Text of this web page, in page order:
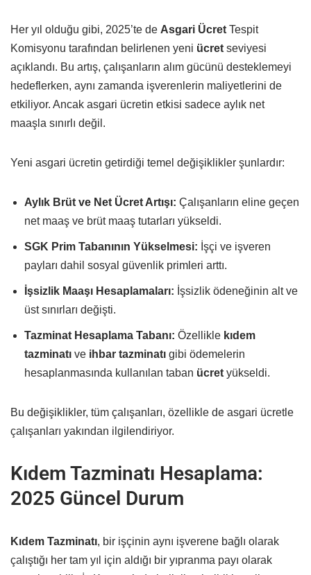
Her yıl olduğu gibi, 2025’te de Asgari Ücret Tespit
Komisyonu tarafından belirlenen yeni ücret seviyesi
açıklandı. Bu artış, çalışanların alım gücünü desteklemeyi
hedeflerken, aynı zamanda işverenlerin maliyetlerini de
etkiliyor. Ancak asgari ücretin etkisi sadece aylık net
maaşla sınırlı değil.
Yeni asgari ücretin getirdiği temel değişiklikler şunlardır:
Aylık Brüt ve Net Ücret Artışı: Çalışanların eline geçen
net maaş ve brüt maaş tutarları yükseldi.
SGK Prim Tabanının Yükselmesi: İşçi ve işveren
payları dahil sosyal güvenlik primleri arttı.
İşsizlik Maaşı Hesaplamaları: İşsizlik ödeneğinin alt ve
üst sınırları değişti.
Tazminat Hesaplama Tabanı: Özellikle kıdem
tazminatı ve ihbar tazminatı gibi ödemelerin
hesaplanmasında kullanılan taban ücret yükseldi.
Bu değişiklikler, tüm çalışanları, özellikle de asgari ücretle
çalışanları yakından ilgilendiriyor.
Kıdem Tazminatı Hesaplama:
2025 Güncel Durum
Kıdem Tazminatı, bir işçinin aynı işverene bağlı olarak
çalıştığı her tam yıl için aldığı bir yıpranma payı olarak